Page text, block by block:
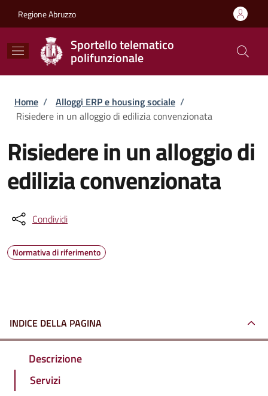
Regione Abruzzo
Sportello telematico
polifunzionale
Briciole di pane
Home / Alloggi ERP e housing sociale /
Risiedere in un alloggio di edilizia convenzionata
Risiedere in un alloggio di
edilizia convenzionata
Condividi
Normativa di riferimento
INDICE DELLA PAGINA
Descrizione
Servizi